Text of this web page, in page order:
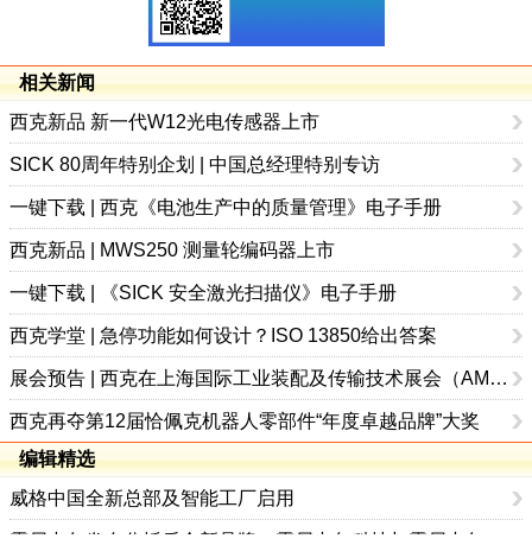
相关新闻
西克新品 新一代W12光电传感器上市
SICK 80周年特别企划 | 中国总经理特别专访
一键下载 | 西克《电池生产中的质量管理》电子手册
西克新品 | MWS250 测量轮编码器上市
一键下载 | 《SICK 安全激光扫描仪》电子手册
西克学堂 | 急停功能如何设计？ISO 13850给出答案
展会预告 | 西克在上海国际工业装配及传输技术展会（AMTS）约定您
西克再夺第12届恰佩克机器人零部件“年度卓越品牌”大奖
编辑精选
威格中国全新总部及智能工厂启用